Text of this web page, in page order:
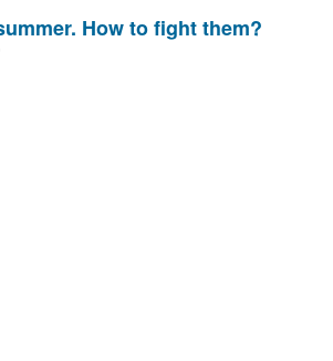
How to fight them?